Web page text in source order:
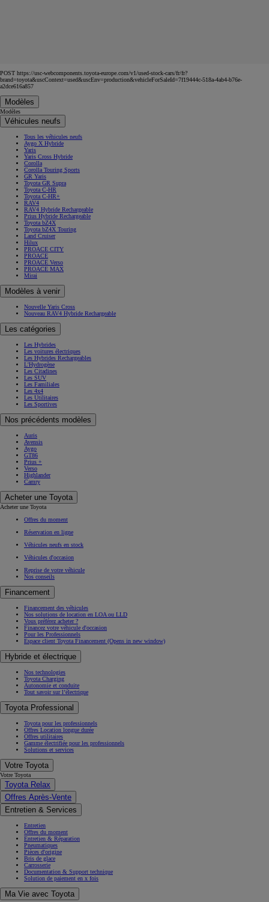
8 Véhicules similaires
POST https://usc-webcomponents.toyota-europe.com/v1/used-stock-cars/fr/fr?
brand=toyota&uscContext=used&uscEnv=production&vehicleForSaleId=7f19444c-518a-4ab4-b76e-
a2dce616a857
Modèles
Modèles
Véhicules neufs
Tous les véhicules neufs
Aygo X Hybride
Yaris
Yaris Cross Hybride
Corolla
Corolla Touring Sports
GR Yaris
Toyota GR Supra
Toyota C-HR+
RAV4
RAV4 Hybride Rechargeable
Prius Hybride Rechargeable
Toyota bZ4X
Toyota bZ4X Touring
Land Cruiser
Hilux
PROACE
PROACE Verso
PROACE MAX
Modèles à venir
Nouvelle Yaris Cross
Les catégories
Les voitures électriques
Les Hybrides Rechargeables
Les Citadines
Les SUV
Les Familiales
Les 4x4
Les Utilitaires
Les Sportives
Nos précédents modèles
Auris
Avensis
Aygo
GT86
Prius +
Verso
Highlander
Camry
Acheter une Toyota
Acheter une Toyota
Offres du moment
Réservation en ligne
Véhicules neufs en stock
Véhicules d'occasion
Reprise de votre véhicule
Nos conseils
Financement
Financement des véhicules
Nos solutions de location en LOA ou LLD
Vous préférez acheter ?
Financez votre véhicule d'occasion
Pour les Professionnels
Espace client Toyota Financement
Hybride et électrique